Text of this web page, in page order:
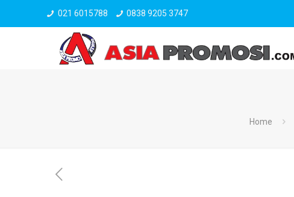
021 6015788 0838 9205 3747
Home